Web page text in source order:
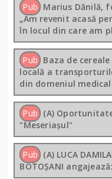
Pub Marius Dănilă,
„Am revenit acasă
în locul din care am
Pub Baza de
locală a
din domeniul
Pub (A)
"Meseriașul"
Pub (A) LUCA
BOTOȘANI angajează: